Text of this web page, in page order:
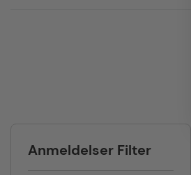
Anmeldelser Filter